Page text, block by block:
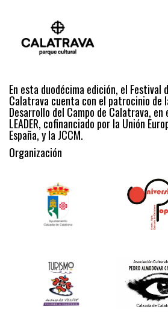
En esta duodécima edición, el Festival
Calatrava cuenta con el patrocinio de
Desarrollo del Campo de Calatrava,
LEADER, cofinanciado por la Unión
España, y la JCCM.
Organización